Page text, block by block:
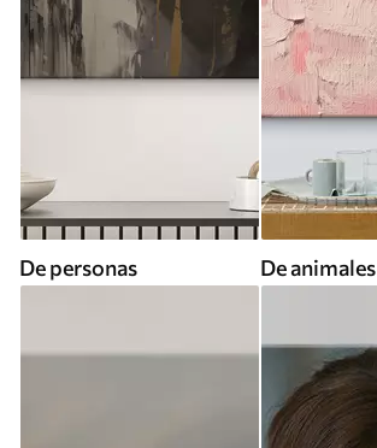
De personas De animales